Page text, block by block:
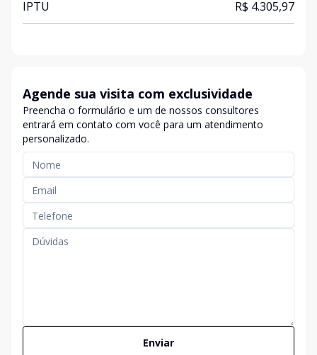
IPTU R$ 4.305,97
Agende sua visita com exclusividade
Preencha o formulário e um de nossos consultores
entrará em contato com você para um atendimento
personalizado.
Enviar